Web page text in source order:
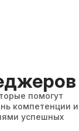
помогут
компетенции и
успешных